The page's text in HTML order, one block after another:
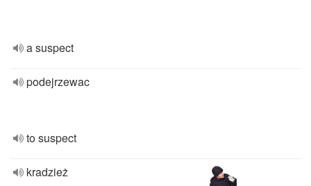
a suspect
podejrzewac
to suspect
kradzież